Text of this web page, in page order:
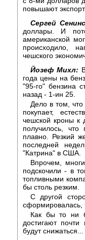
повышают
Сергей
доллары. И
американской
происходило,
чешского
Йозеф Михл:
года цены на
"95-го" бензина
назад - 1-ин 25.
Дело в том,
покупает,
чешской кроны к
получилось,
плавно. Резкий
последней
"Катрина" в США.
Впрочем,
подскочили - в
топливными
бы столь резким.
С другой
сформировалась,
Как бы то ни
достигают
будут снижаться...